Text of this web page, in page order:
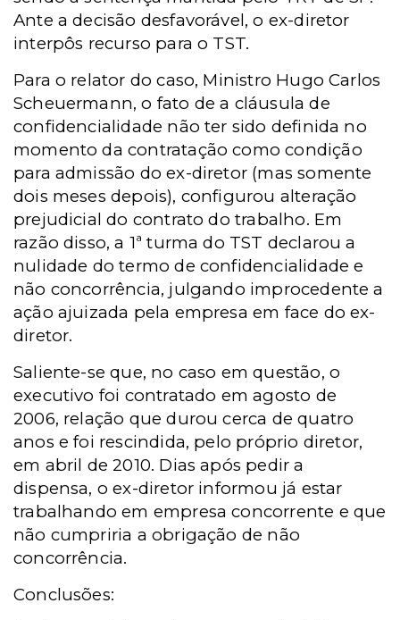
Ante a decisão desfavorável, o ex-diretor
interpôs recurso para o TST.
Para o relator do caso, Ministro Hugo Carlos
Scheuermann, o fato de a cláusula de
confidencialidade não ter sido definida no
momento da contratação como condição
para admissão do ex-diretor (mas somente
dois meses depois), configurou alteração
prejudicial do contrato do trabalho. Em
razão disso, a 1ª turma do TST declarou a
nulidade do termo de confidencialidade e
não concorrência, julgando improcedente a
ação ajuizada pela empresa em face do ex-
diretor.
Saliente-se que, no caso em questão, o
executivo foi contratado em agosto de
2006, relação que durou cerca de quatro
anos e foi rescindida, pelo próprio diretor,
em abril de 2010. Dias após pedir a
dispensa, o ex-diretor informou já estar
trabalhando em empresa concorrente e que
não cumpriria a obrigação de não
concorrência.
Conclusões: